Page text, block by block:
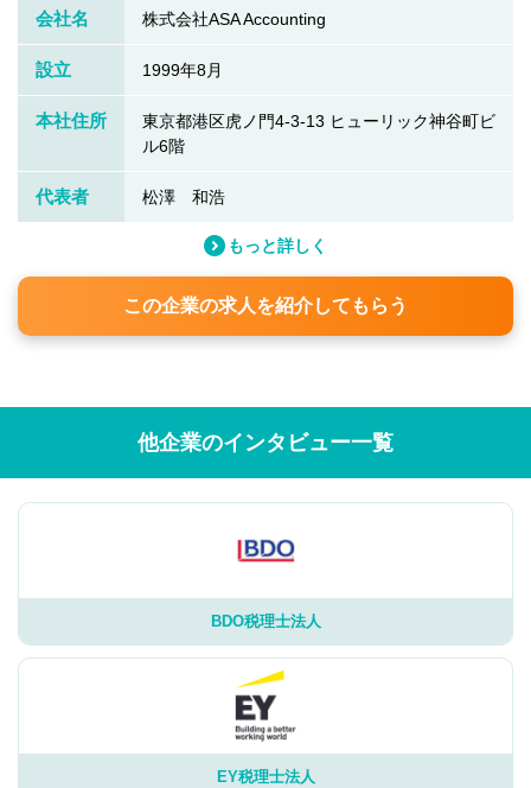
会社名 株式会社ASA Accounting
設立 1999年8月
本社住所
東京都港区虎ノ門4-3-13 ヒューリック神谷町ビ
ル6階
代表者 松澤 和浩
もっと詳しく
この企業の求人を紹介してもらう
他企業のインタビュー一覧
BDO税理士法人
EY税理士法人